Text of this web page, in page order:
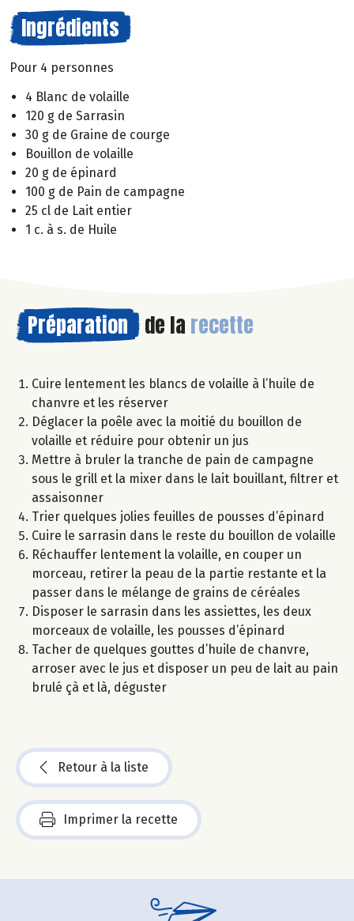
Ingrédients
Pour 4 personnes
4 Blanc de volaille
120 g de Sarrasin
30 g de Graine de courge
Bouillon de volaille
20 g de épinard
100 g de Pain de campagne
25 cl de Lait entier
1 c. à s. de Huile
Préparation de la recette
Cuire lentement les blancs de volaille à l’huile de
chanvre et les réserver
Déglacer la poêle avec la moitié du bouillon de
volaille et réduire pour obtenir un jus
Mettre à bruler la tranche de pain de campagne
sous le grill et la mixer dans le lait bouillant, filtrer et
assaisonner
Trier quelques jolies feuilles de pousses d’épinard
Cuire le sarrasin dans le reste du bouillon de volaille
Réchauffer lentement la volaille, en couper un
morceau, retirer la peau de la partie restante et la
passer dans le mélange de grains de céréales
Disposer le sarrasin dans les assiettes, les deux
morceaux de volaille, les pousses d’épinard
Tacher de quelques gouttes d’huile de chanvre,
arroser avec le jus et disposer un peu de lait au pain
brulé çà et là, déguster
Retour à la liste
Imprimer la recette